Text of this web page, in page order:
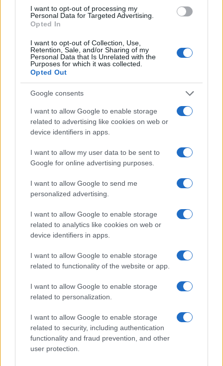
I want to opt-out of processing my
Personal Data for Targeted Advertising.
Opted In
I want to opt-out of Collection, Use,
Retention, Sale, and/or Sharing of my
Personal Data that Is Unrelated with the
Purposes for which it was collected.
Opted Out
Google consents
I want to allow Google to enable storage
related to advertising like cookies on web or
device identifiers in apps.
I want to allow my user data to be sent to
Google for online advertising purposes.
I want to allow Google to send me
personalized advertising.
I want to allow Google to enable storage
related to analytics like cookies on web or
device identifiers in apps.
I want to allow Google to enable storage
related to functionality of the website or app.
I want to allow Google to enable storage
related to personalization.
I want to allow Google to enable storage
related to security, including authentication
functionality and fraud prevention, and other
user protection.
Output: kWh risparmiati. Outcome:
costi evitati
energia e manutenzione, rischio prezzo mitigato.
Impatto: valore attuale dei flussi scontati,
includendoprezzi ombradel carbonio per decisioni
di lungo periodo. Un altro caso: sicurezza sul
riduzione frequenza infortuni. Impatto: minori
perdite attesepremi assicurativi ridotti,
produttività recuperata, con stima SROI per
benefici più ampi.
Eccezioni frequenti riguardano benefici
intangibili
usare proxy conservative e distinguere tra effetti
diretti
misurabili (es. costo del capitale) e effetti
indiretti più incerti. Nei contesti multi-stakeholder,
la regola è separare attribuzione, evitare
sovrapposizioni e documentare la logica di calcolo
in modo verificabile.
La misurazione ESG crea valore quando collega
standard
riconosciuti, catene logiche robuste e
ISSB con metodologie di monetizzazione ben
calibrate, le organizzazioni trasformano la
sostenibilità da elenco di azioni a